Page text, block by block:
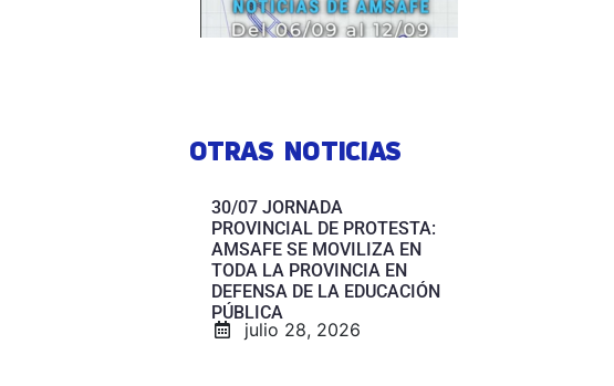
OTRAS NOTICIAS
30/07 JORNADA
PROVINCIAL DE PROTESTA:
AMSAFE SE MOVILIZA EN
TODA LA PROVINCIA EN
DEFENSA DE LA EDUCACIÓN
PÚBLICA
julio 28, 2026